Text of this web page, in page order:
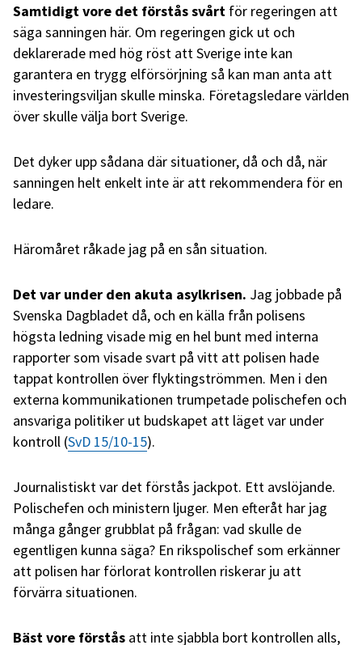
Samtidigt vore det förstås svårt för regeringen att
säga sanningen här. Om regeringen gick ut och
deklarerade med hög röst att Sverige inte kan
garantera en trygg elförsörjning så kan man anta att
investeringsviljan skulle minska. Företagsledare världen
över skulle välja bort Sverige.
Det dyker upp sådana där situationer, då och då, när
sanningen helt enkelt inte är att rekommendera för en
ledare.
Häromåret råkade jag på en sån situation.
Det var under den akuta asylkrisen. Jag jobbade på
Svenska Dagbladet då, och en källa från polisens
högsta ledning visade mig en hel bunt med interna
rapporter som visade svart på vitt att polisen hade
tappat kontrollen över flyktingströmmen. Men i den
externa kommunikationen trumpetade polischefen och
ansvariga politiker ut budskapet att läget var under
kontroll (SvD 15/10-15).
Journalistiskt var det förstås jackpot. Ett avslöjande.
Polischefen och ministern ljuger. Men efteråt har jag
många gånger grubblat på frågan: vad skulle de
egentligen kunna säga? En rikspolischef som erkänner
att polisen har förlorat kontrollen riskerar ju att
förvärra situationen.
Bäst vore förstås att inte sjabbla bort kontrollen alls,